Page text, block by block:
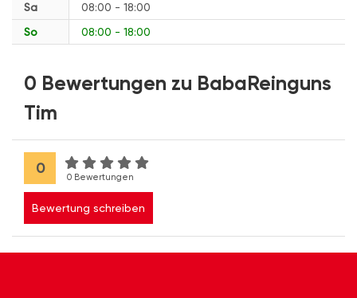
Sa
08:00 - 18:00
So
08:00 - 18:00
0 Bewertungen zu BabaReinguns
Tim
0
0 Bewertungen
Bewertung schreiben